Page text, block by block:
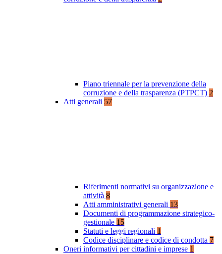
Piano triennale per la prevenzione della
corruzione e della trasparenza (PTPCT) 2
Atti generali 57
Riferimenti normativi su organizzazione e
attività 8
Atti amministrativi generali 13
Documenti di programmazione strategico-
gestionale 15
Statuti e leggi regionali 1
Codice disciplinare e codice di condotta 7
Oneri informativi per cittadini e imprese 1